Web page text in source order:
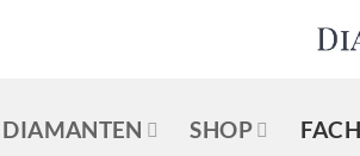
DIAMANTEN SHOP